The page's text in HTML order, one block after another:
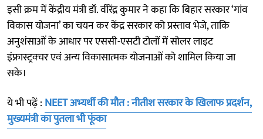
इसी क्रम में केंद्रीय मंत्री डॉ. वीरेंद्र कुमार ने कहा कि बिहार सरकार ‘गांव
विकास योजना’ का चयन कर केंद्र सरकार को प्रस्ताव भेजे, ताकि
अनुशंसाओं के आधार पर एससी-एसटी टोलों में सोलर लाइट
इंफ्रास्ट्रक्चर एवं अन्य विकासात्मक योजनाओं को शामिल किया जा
सके।
ये भी पढ़ें : NEET अभ्यर्थी की मौत : नीतीश सरकार के खिलाफ प्रदर्शन,
मुख्यमंत्री का पुतला भी फूंका